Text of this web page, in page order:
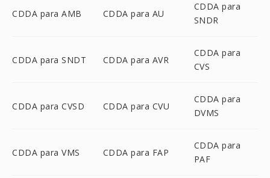
CDDA para AMB CDDA para AU
CDDA para
SNDR
CDDA para SNDT CDDA para AVR
CDDA para
CVS
CDDA para CVSD CDDA para CVU
CDDA para
DVMS
CDDA para VMS CDDA para FAP
CDDA para
PAF